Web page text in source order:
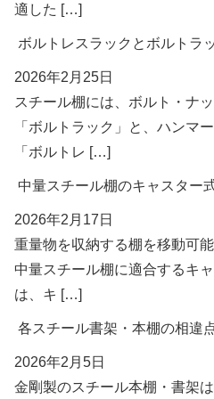
適した […]
ボルトレスラックとボルトラ
2026年2月25日
スチール棚には、ボルト・ナ
「ボルトラック」と、ハンマ
「ボルトレ […]
中量スチール棚のキャスター
2026年2月17日
重量物を収納する棚を移動可
中量スチール棚に適合するキ
は、キ […]
各スチール書架・本棚の相違
2026年2月5日
金剛製のスチール本棚・書架